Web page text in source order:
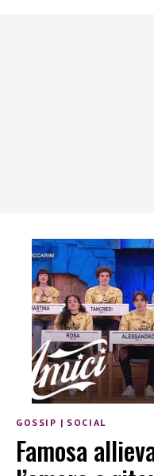
GOSSIP | SOCIAL
Famosa